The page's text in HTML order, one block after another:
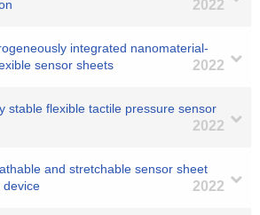
2022
integrated nanomaterial-
sensor sheets
2022
stable flexible tactile pressure sensor
2022
and stretchable sensor sheet
device
2022